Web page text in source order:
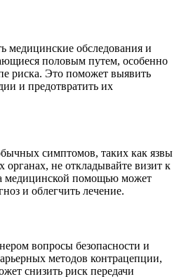
медицинские обследования и
половым путем, особенно
риска. Это поможет выявить
и предотвратить их
симптомов, таких как язвы
не откладывайте визит к
медицинской помощью может
и облегчить лечение.
вопросы безопасности и
методов контрацепции,
снизить риск передачи